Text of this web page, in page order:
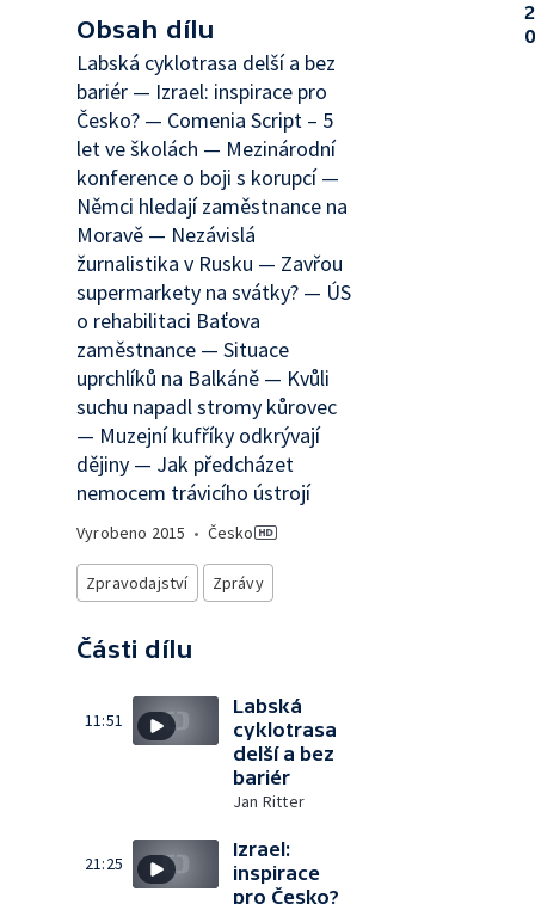
Obsah dílu
Labská cyklotrasa delší a bez
bariér — Izrael: inspirace pro
Česko? — Comenia Script – 5
let ve školách — Mezinárodní
konference o boji s korupcí —
Němci hledají zaměstnance na
Moravě — Nezávislá
žurnalistika v Rusku — Zavřou
supermarkety na svátky? — ÚS
o rehabilitaci Baťova
zaměstnance — Situace
uprchlíků na Balkáně — Kvůli
suchu napadl stromy kůrovec
— Muzejní kufříky odkrývají
dějiny — Jak předcházet
nemocem trávicího ústrojí
Vyrobeno 2015 • Česko
Zpravodajství Zprávy
Části dílu
11:51
Labská
cyklotrasa
delší a bez
bariér
Jan Ritter
21:25
Izrael:
inspirace
pro Česko?